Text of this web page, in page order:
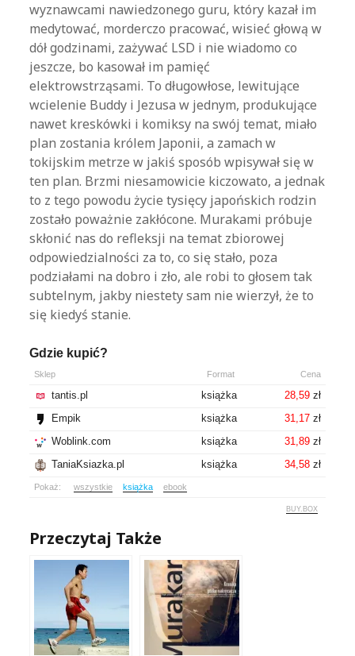
wyznawcami nawiedzonego guru, który kazał im
medytować, morderczo pracować, wisieć głową w
dół godzinami, zażywać LSD i nie wiadomo co
jeszcze, bo kasował im pamięć
elektrowstrząsami. To długowłose, lewitujące
wcielenie Buddy i Jezusa w jednym, produkujące
nawet kreskówki i komiksy na swój temat, miało
plan zostania królem Japonii, a zamach w
tokijskim metrze w jakiś sposób wpisywał się w
ten plan. Brzmi niesamowicie kiczowato, a jednak
to z tego powodu życie tysięcy japońskich rodzin
zostało poważnie zakłócone. Murakami próbuje
skłonić nas do refleksji na temat zbiorowej
odpowiedzialności za to, co się stało, poza
podziałami na dobro i zło, ale robi to głosem tak
subtelnym, jakby niestety sam nie wierzył, że to
się kiedyś stanie.
Gdzie kupić?
Sklep Format Cena
tantis.pl książka 28,59zł
Empik
książka 31,17zł
Woblink.com
książka 31,89zł
TaniaKsiazka.pl
książka 34,58zł
Pokaż: wszystkie książka ebook
BUY.BOX
Przeczytaj Także